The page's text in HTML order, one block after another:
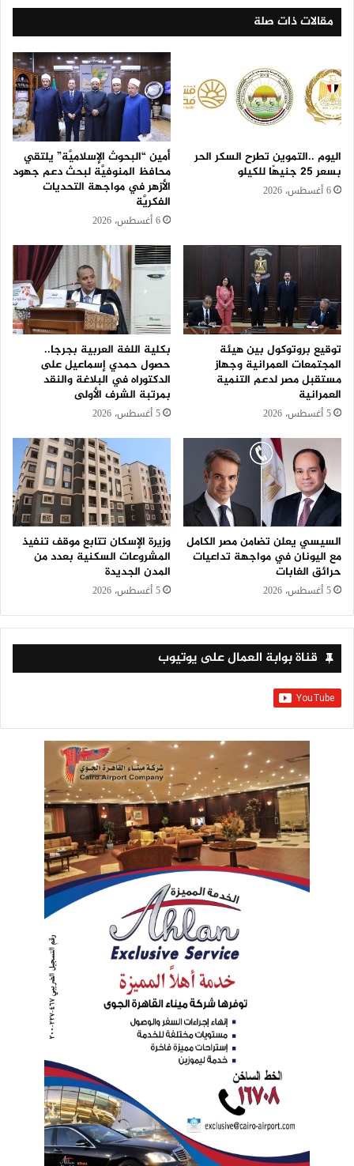
مقالات ذات صلة
اليوم ..التموين تطرح السكر الحر
بسعر 25 جنيهًا للكيلو
6 أغسطس، 2026
أمين “البحوث الإسلاميَّة” يلتقي
محافظ المنوفيَّة لبحث دعم جهود
الأزهر في مواجهة التحديات
الفكريَّة
6 أغسطس، 2026
توقيع بروتوكول بين هيئة
المجتمعات العمرانية وجهاز
مستقبل مصر لدعم التنمية
العمرانية
5 أغسطس، 2026
بكلية اللغة العربية بجرجا..
حصول حمدي إسماعيل على
الدكتوراه في البلاغة والنقد
بمرتبة الشرف الأولى
5 أغسطس، 2026
السيسي يعلن تضامن مصر الكامل
مع اليونان في مواجهة تداعيات
حرائق الغابات
5 أغسطس، 2026
وزيرة الإسكان تتابع موقف تنفيذ
المشروعات السكنية بعدد من
المدن الجديدة
5 أغسطس، 2026
قناة بوابة العمال على يوتيوب